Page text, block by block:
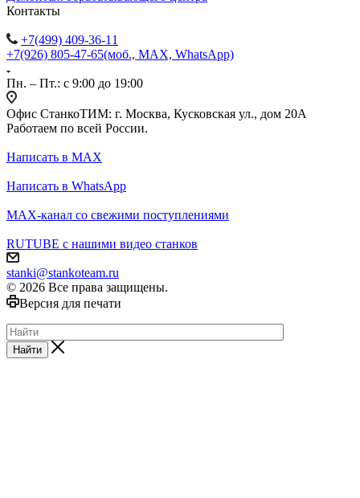
Контакты
+7(499) 409-36-11
+7(926) 805-47-65(моб., MAX, WhatsApp)
Пн. – Пт.: с 9:00 до 19:00
Офис СтанкоТИМ: г. Москва, Кусковская ул., дом 20А
Работаем по всей России.
Написать в MAX
Написать в WhatsApp
MAX-канал со свежими поступлениями
RUTUBE с нашими видео станков
stanki@stankoteam.ru
© 2026 Все права защищены.
Версия для печати
Найти